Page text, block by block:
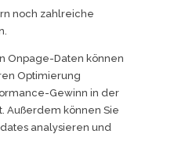
noch zahlreiche
Onpage-Daten können
Optimierung
Gewinn in der
Außerdem können Sie
analysieren und